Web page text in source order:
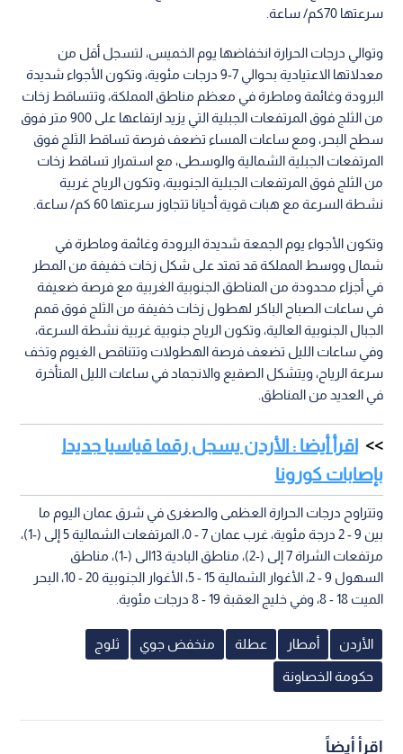
سرعتها 70كم/ ساعة.
وتوالي درجات الحرارة انخفاضها يوم الخميس، لتسجل أقل من
معدلاتها الاعتيادية بحوالي 7-9 درجات مئوية، وتكون الأجواء شديدة
البرودة وغائمة وماطرة في معظم مناطق المملكة، وتتساقط زخات
من الثلج فوق المرتفعات الجبلية التي يزيد ارتفاعها على 900 متر فوق
سطح البحر، ومع ساعات المساء تضعف فرصة تساقط الثلج فوق
المرتفعات الجبلية الشمالية والوسطى، مع استمرار تساقط زخات
من الثلج فوق المرتفعات الجبلية الجنوبية، وتكون الرياح غربية
نشطة السرعة مع هبات قوية أحيانا تتجاوز سرعتها 60 كم/ ساعة.
وتكون الأجواء يوم الجمعة شديدة البرودة وغائمة وماطرة في
شمال ووسط المملكة قد تمتد على شكل زخات خفيفة من المطر
في أجزاء محدودة من المناطق الجنوبية الغربية مع فرصة ضعيفة
في ساعات الصباح الباكر لهطول زخات خفيفة من الثلج فوق قمم
الجبال الجنوبية العالية، وتكون الرياح جنوبية غربية نشطة السرعة،
وفي ساعات الليل تضعف فرصة الهطولات وتتناقص الغيوم وتخف
سرعة الرياح، ويتشكل الصقيع والانجماد في ساعات الليل المتأخرة
في العديد من المناطق.
اقرأ أيضا : الأردن يسجل رقما قياسيا جديدا
بإصابات كورونا
وتتراوح درجات الحرارة العظمى والصغرى في شرق عمان اليوم ما
بين 9 - 2 درجة مئوية، غرب عمان 7 - 0، المرتفعات الشمالية 5 إلى (-1)،
مرتفعات الشراة 7 إلى (-2)، مناطق البادية 13الى (-1)، مناطق
السهول 9 - 2، الأغوار الشمالية 15 - 5، الأغوار الجنوبية 20 - 10، البحر
الميت 18 - 8، وفي خليج العقبة 19 - 8 درجات مئوية.
الأردن أمطار عطلة منخفض جوي ثلوج
حكومة الخصاونة
اقرأ أيضاً